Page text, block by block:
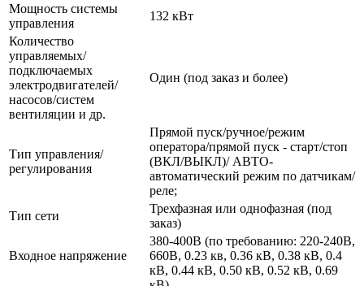
Мощность системы
управления
132 кВт
Количество
управляемых/
подключаемых
электродвигателей/
насосов/систем
вентиляции и др.
Один (под заказ и более)
Тип управления/
регулирования
Прямой пуск/ручное/режим
оператора/прямой пуск - старт/стоп
(ВКЛ/ВЫКЛ)/ АВТО-
автоматический режим по датчикам/
реле;
Тип сети
Трехфазная или однофазная (под
заказ)
Входное напряжение
380-400В (по требованию: 220-240В,
660В, 0.23 кв, 0.36 кВ, 0.38 кВ, 0.4
кВ, 0.44 кВ, 0.50 кВ, 0.52 кВ, 0.69